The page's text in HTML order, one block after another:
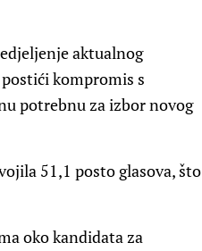
aktualnog
kompromis s
potrebnu za izbor novog
51,1 posto glasova, što
oko kandidata za